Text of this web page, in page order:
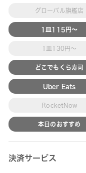
グローバル旗艦店
1皿115円～
1皿130円～
どこでもくら寿司
Uber Eats
RocketNow
本日のおすすめ
決済サービス